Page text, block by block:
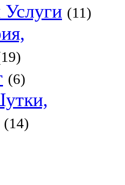
(11)
(6)
(14)